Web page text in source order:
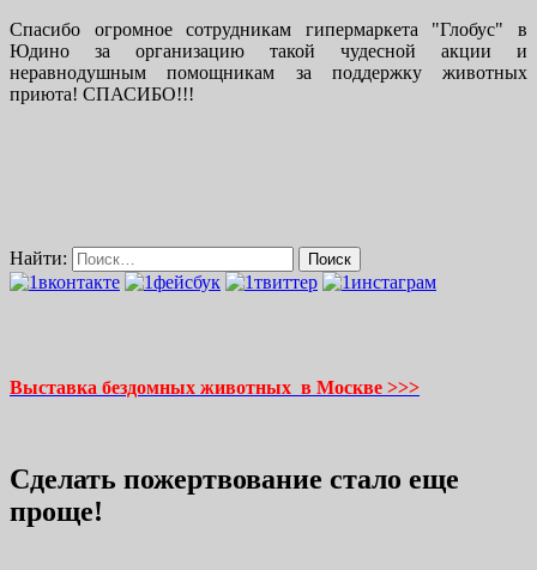
Спасибо огромное сотрудникам гипермаркета "Глобус" в
Юдино за организацию такой чудесной акции и
неравнодушным помощникам за поддержку животных
приюта! СПАСИБО!!!
Найти:
Выставка бездомных животных в Москве >>>
Сделать пожертвование стало еще
проще!